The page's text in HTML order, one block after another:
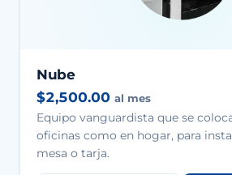
Nube
$2,500.00 al mes
Equipo vanguardista que se
oficinas como en hogar, para
mesa o tarja.